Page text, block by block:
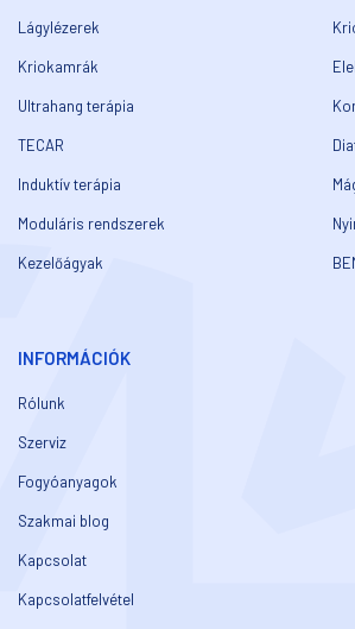
Lágylézerek
Kriokamrák
Ultrahang terápia
TECAR
Induktív terápia
Moduláris rendszerek
Kezelőágyak
INFORMÁCIÓK
Rólunk
Szerviz
Fogyóanyagok
Szakmai blog
Kapcsolat
Kapcsolatfelvétel